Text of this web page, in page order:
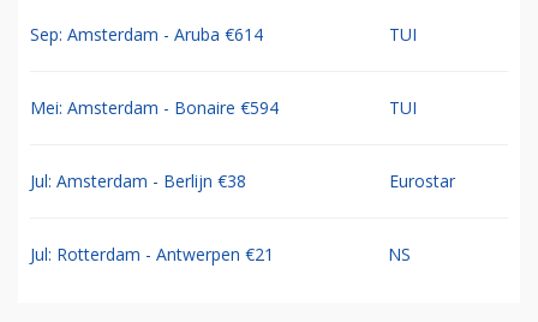
Sep: Amsterdam - Aruba €614 TUI
Mei: Amsterdam - Bonaire €594 TUI
Jul: Amsterdam - Berlijn €38 Eurostar
Jul: Rotterdam - Antwerpen €21 NS